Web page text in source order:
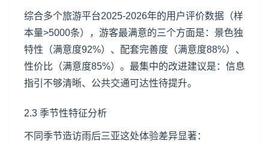
综合多个旅游平台2025-2026年的用户评价数据（样
本量>5000条），游客最满意的三个方面是：景色独
特性（满意度92%）、配套完善度（满意度88%）、
性价比（满意度85%）。最集中的改进建议是：信息
指引不够清晰、公共交通可达性待提升。
2.3 季节性特征分析
不同季节造访雨后三亚这处体验差异显著：